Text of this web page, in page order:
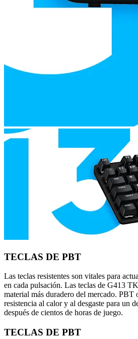
TECLAS DE PBT
Las teclas resistentes son vitales para
en cada pulsación. Las teclas de G413
material más duradero del mercado. PBT
resistencia al calor y al desgaste para un
después de cientos de horas de juego.
TECLAS DE PBT